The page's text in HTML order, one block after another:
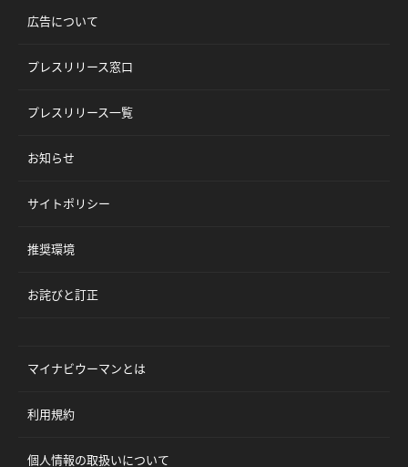
広告について
プレスリリース窓口
プレスリリース一覧
お知らせ
サイトポリシー
推奨環境
お詫びと訂正
マイナビウーマンとは
利用規約
個人情報の取扱いについて